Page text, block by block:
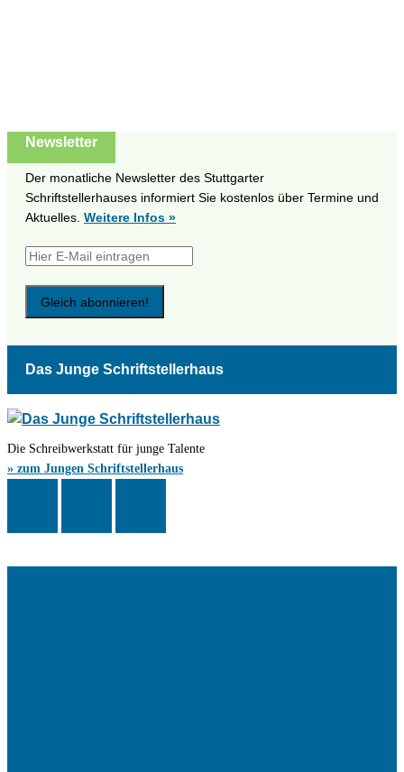
Newsletter
Der monatliche Newsletter des Stuttgarter
Schriftstellerhauses informiert Sie kostenlos über Termine und
Aktuelles. Weitere Infos »
Das Junge Schriftstellerhaus
Die Schreibwerkstatt für junge Talente
» zum Jungen Schriftstellerhaus